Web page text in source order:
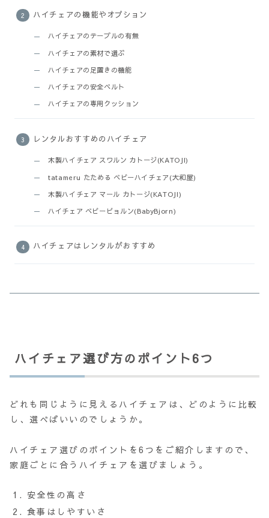
ハイチェアの機能やオプション
ハイチェアのテーブルの有無
ハイチェアの素材で選ぶ
ハイチェアの足置きの機能
ハイチェアの安全ベルト
ハイチェアの専用クッション
レンタルおすすめのハイチェア
木製ハイチェア スワルン カトージ(KATOJI)
tatameru たためる ベビーハイチェア(大和屋)
木製ハイチェア マール カトージ(KATOJI)
ハイチェア ベビービョルン(BabyBjorn)
ハイチェアはレンタルがおすすめ
ハイチェア選び方のポイント6つ
どれも同じように見えるハイチェアは、どのように比較
し、選べばいいのでしょうか。
ハイチェア選びのポイントを6つをご紹介しますので、
家庭ごとに合うハイチェアを選びましょう。
安全性の高さ
食事はしやすいさ